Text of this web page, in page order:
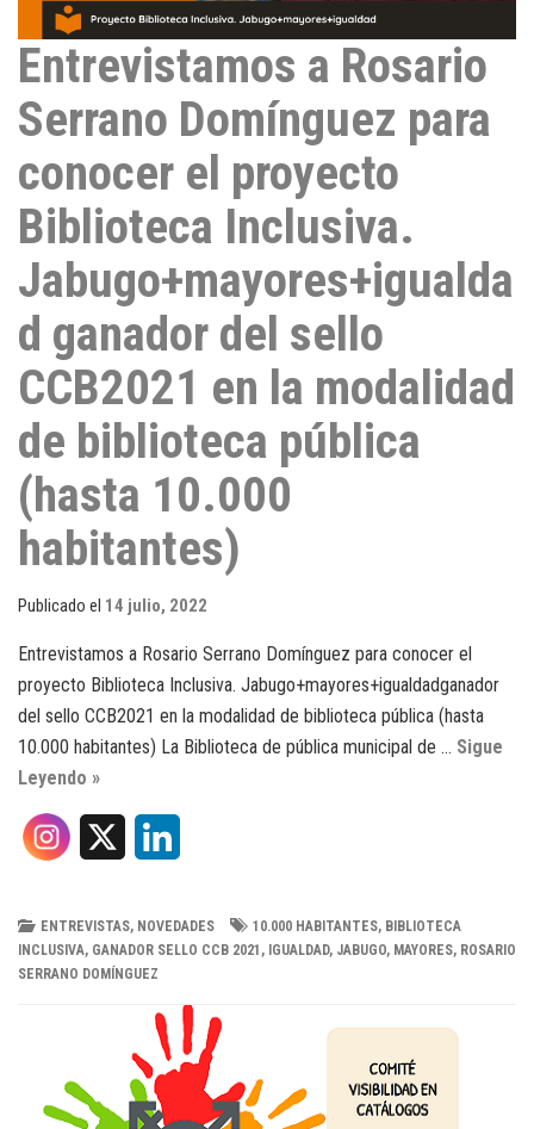
Entrevistamos a Rosario
Serrano Domínguez para
conocer el proyecto
Biblioteca Inclusiva.
Jabugo+mayores+igualda
d ganador del sello
CCB2021 en la modalidad
de biblioteca pública
(hasta 10.000
habitantes)
Publicado el 14 julio, 2022
Entrevistamos a Rosario Serrano Domínguez para conocer el
proyecto Biblioteca Inclusiva. Jabugo+mayores+igualdadganador
del sello CCB2021 en la modalidad de biblioteca pública (hasta
10.000 habitantes) La Biblioteca de pública municipal de … Sigue
Leyendo »
n
e
d
ENTREVISTAS, NOVEDADES 10.000 HABITANTES, BIBLIOTECA
INCLUSIVA, GANADOR SELLO CCB 2021 , IGUALDAD, JABUGO, MAYORES, ROSARIO
SERRANO DOMÍNGUEZ